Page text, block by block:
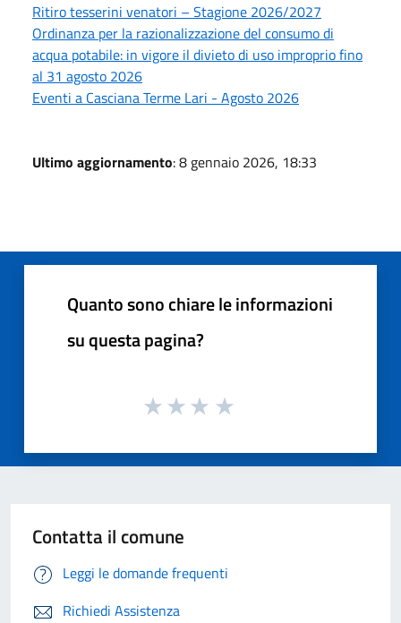
Ritiro tesserini venatori – Stagione 2026/2027
Ordinanza per la razionalizzazione del consumo di
acqua potabile: in vigore il divieto di uso improprio fino
al 31 agosto 2026
Eventi a Casciana Terme Lari - Agosto 2026
Ultimo aggiornamento: 8 gennaio 2026, 18:33
Quanto sono chiare le informazioni
su questa pagina?
Contatta il comune
Leggi le domande frequenti
Richiedi Assistenza